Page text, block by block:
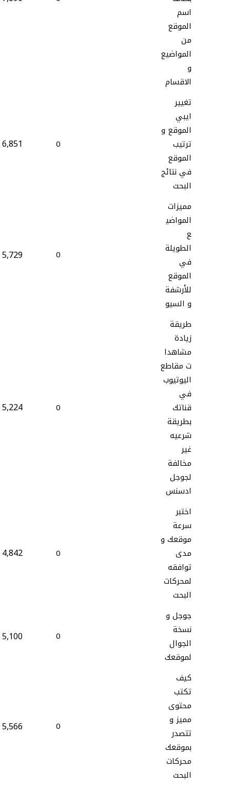
اسم
الموقع
من
المواضيع
و
الاقسام
تغيير
ايبي
الموقع و
ترتيب
الموقع
في نتائج
البحث
0
6,851
مميزات
المواضي
ع
الطويلة
في
الموقع
للأرشفة
و السيو
0
5,729
طريقة
زيادة
مشاهدا
ت مقاطع
اليوتيوب
في
قناتك
بطريقة
شرعيه
غير
مخالفة
لجوجل
ادسنس
0
5,224
اختبر
سرعة
موقعك و
مدى
توافقه
لمحركات
البحث
0
4,842
جوجل و
نسخة
الجوال
لموقعك
0
5,100
كيف
تكتب
محتوى
مميز و
تتصدر
بموقعك
محركات
البحث
0
5,566